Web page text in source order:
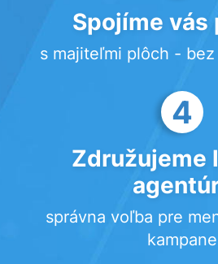
Spojíme vás
s majiteľmi plôch -
4
Združujeme
správna voľba pre
kampane